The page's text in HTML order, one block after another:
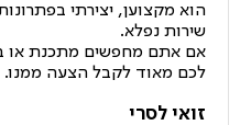
הוא מקצוען, יצירתי
שירות נפלא.
אם אתם מחפשים מתכנת או
לכם מאוד לקבל הצעה ממנו.
זואי לסרי